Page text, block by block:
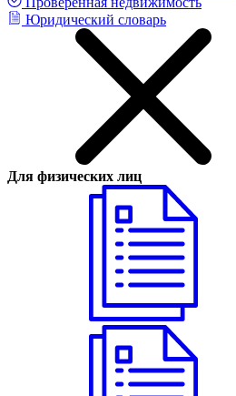
Юридический словарь
Для физических лиц